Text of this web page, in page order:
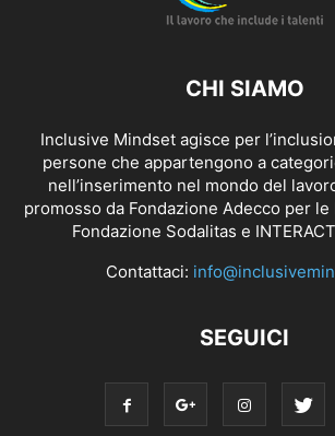
CHI SIAMO
Inclusive Mindset agisce per
persone che appartengono a
nell’inserimento nel mondo del
promosso da Fondazione Adecco per
Fondazione Sodalitas e
Contattaci:
SEGUICI